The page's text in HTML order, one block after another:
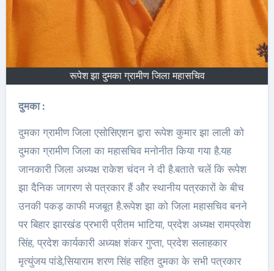
रूपेश झा दुमका ग्रामीण जिला महासचिव
दुमका :
दुमका ग्रामीण जिला एसोसिएशन द्वारा रूपेश कुमार झा लाली को
दुमका ग्रामीण जिला का महासचिव मनोनीत किया गया है.यह
जानकारी जिला अध्यक्ष राकेश चंदन ने दी है.बताते चलें कि रूपेश
झा दैनिक जागरण से पत्रकार हैं और स्थानीय पत्रकारों के बीच
उनकी पकड़ काफी मजबूत है.रूपेश झा को जिला महासचिव बनने
पर बिहार झारखंड प्रभारी प्रीतम भाटिया, प्रदेश अध्यक्ष रामप्रवेश
सिंह, प्रदेश कार्यकारी अध्यक्ष शंकर गुप्ता, प्रदेश सलाहकार
मृत्युंजय पांडे,सियाराम शरण सिंह सहित दुमका के सभी पत्रकार